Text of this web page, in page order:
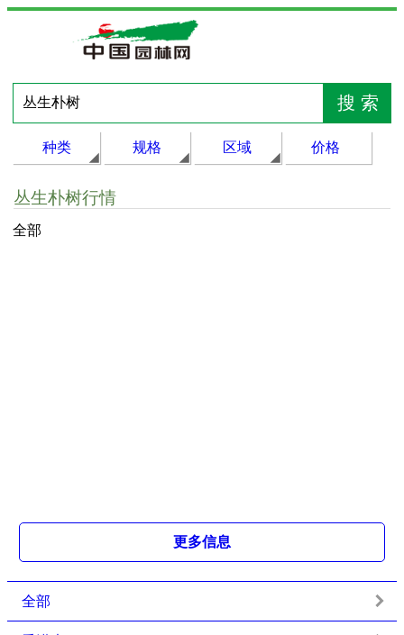
种类 规格 区域 价格
丛生朴树行情
全部
更多信息
全部